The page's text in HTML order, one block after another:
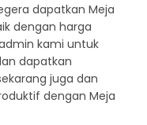
dapatkan Meja
dengan harga
kami untuk
dapatkan
juga dan
dengan Meja